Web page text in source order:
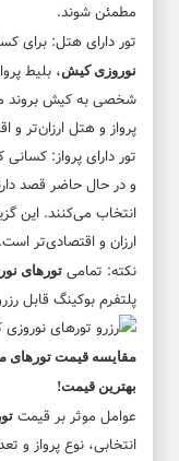
مطمئن شوند.
تور دارای هتل: برای
نوروزی کیش، بلیط
شخصی به کیش بروند
پرواز و هتل ارزان‌تر و
تور دارای پرواز:
و در حال حاضر قصد
انتخاب می‌کنند. این
ارزان و اقتصادی‌تر است.
نکته: تمامی تورهای
پلتفرم بوکینگ قابل
مقایسه قیمت تورهای
بهترین قیمت!
عوامل موثر بر قیمت
انتخابی، نوع پرواز و